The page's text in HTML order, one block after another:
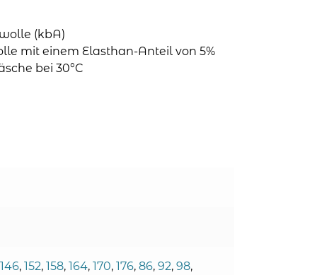
(kbA)
mit einem Elasthan-Anteil von 5%
bei 30°C
146, 152, 158, 164, 170, 176, 86, 92, 98,